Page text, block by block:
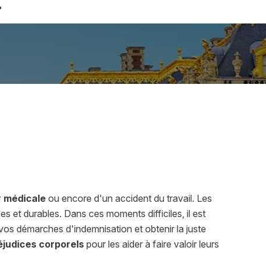
médicaleou encore d'un accident du travail. Les
et durables. Dans ces moments difficiles, il est
démarches d'indemnisation et obtenir la juste
corporelspour les aider à faire valoir leurs